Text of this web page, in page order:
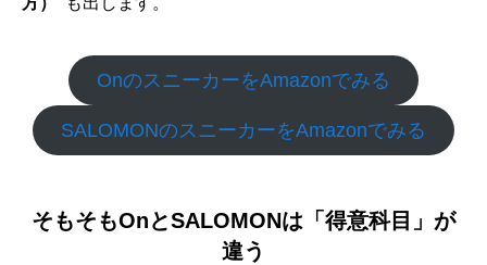
OnのスニーカーをAmazonでみる
SALOMONのスニーカーをAmazonでみる
そもそもOnとSALOMONは「得意科目」が
違う